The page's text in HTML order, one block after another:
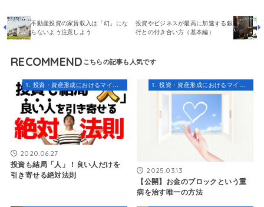
不動産投資の家賃収入は「幻」にな
らないよう注意しよう
投資やビジネスが最高に加速する銀
行との付き合い方（基本編）
RECOMMEND
1. 投資・資産形成におけるマインドセット
2020.06.27
投資も結局「人」！良い人だけを
引き寄せる絶対法則
1. 投資・資産形成におけるマインドセット
2025.03.13
【公開】お金のブロックという重
病を治す唯一の方法